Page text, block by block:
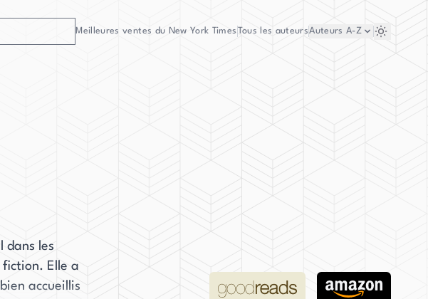
Meilleures ventes du New York Times Tous les auteursAuteurs A-Z
dans les
Elle a
accueillis